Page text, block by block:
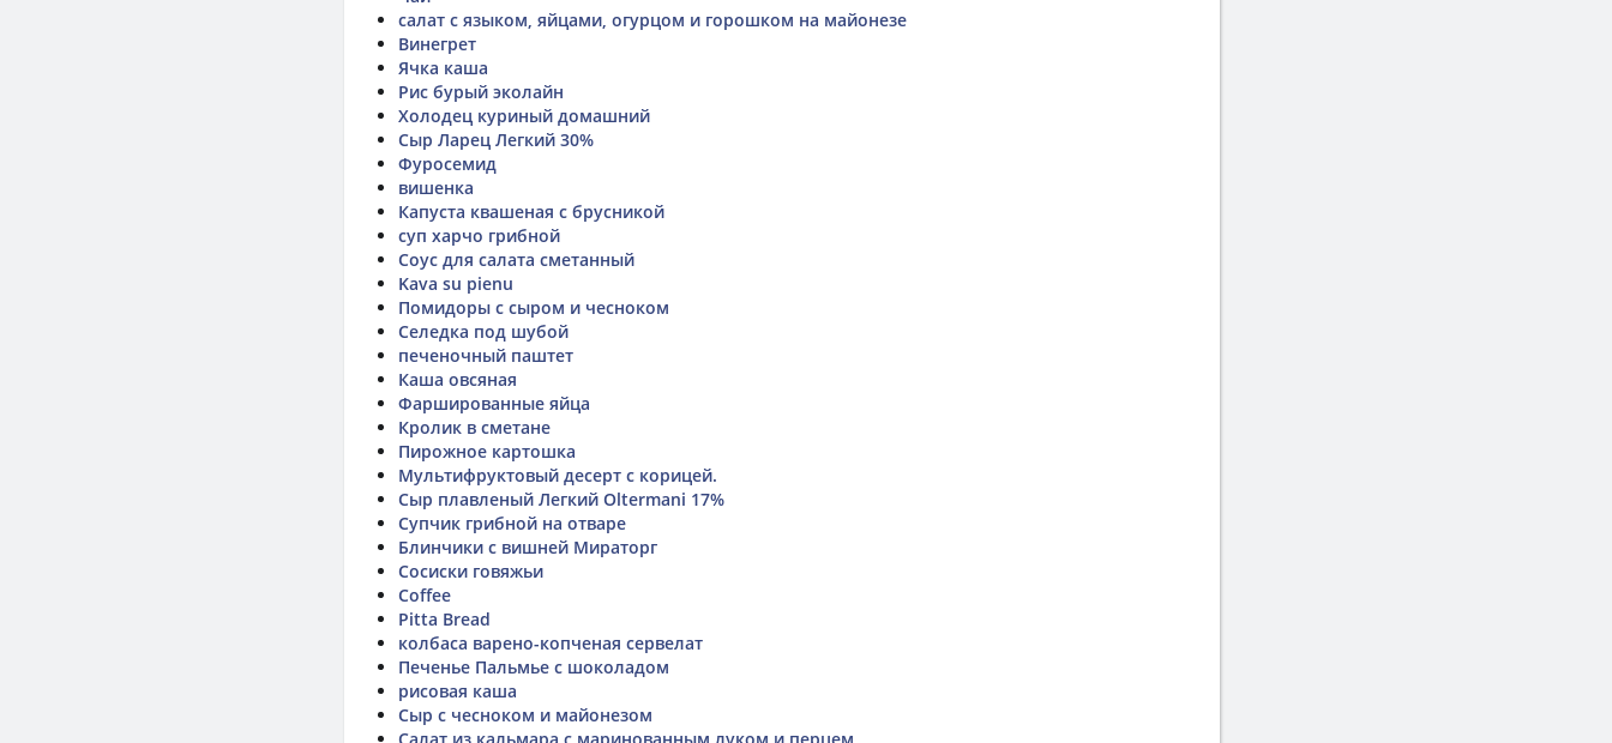
салат с языком, яйцами, огурцом и горошком на майонезе
Винегрет
Ячка каша
Рис бурый эколайн
Холодец куриный домашний
Сыр Ларец Легкий 30%
Фуросемид
вишенка
Капуста квашеная с брусникой
суп харчо грибной
Соус для салата сметанный
Kava su pienu
Помидоры с сыром и чесноком
Селедка под шубой
печеночный паштет
Каша овсяная
Фаршированные яйца
Кролик в сметане
Пирожное картошка
Мультифруктовый десерт с корицей.
Сыр плавленый Легкий Oltermani 17%
Супчик грибной на отваре
Блинчики с вишней Мираторг
Сосиски говяжьи
Coffee
Pitta Bread
колбаса варено-копченая сервелат
Печенье Пальмье с шоколадом
рисовая каша
Сыр с чесноком и майонезом